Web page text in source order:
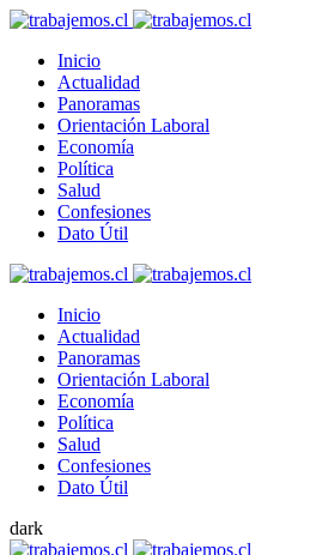
Inicio
Actualidad
Panoramas
Orientación Laboral
Economía
Política
Salud
Confesiones
Dato Útil
Inicio
Actualidad
Panoramas
Orientación Laboral
Economía
Política
Salud
Confesiones
Dato Útil
dark